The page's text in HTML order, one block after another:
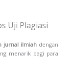
Uji Plagiasi
jurnal ilmiahdengan
menarik bagi para